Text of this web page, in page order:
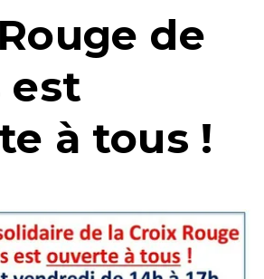
de
est
à tous !